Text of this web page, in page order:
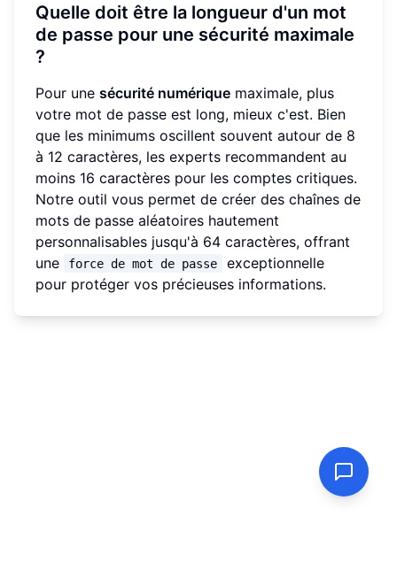
Quelle doit être la longueur d'un mot
de passe pour une sécurité maximale
?
Pour une sécurité numérique maximale, plus
votre mot de passe est long, mieux c'est. Bien
que les minimums oscillent souvent autour de 8
à 12 caractères, les experts recommandent au
moins 16 caractères pour les comptes critiques.
Notre outil vous permet de créer des chaînes de
mots de passe aléatoires hautement
personnalisables jusqu'à 64 caractères, offrant
une
force de mot de passe
exceptionnelle
pour protéger vos précieuses informations.